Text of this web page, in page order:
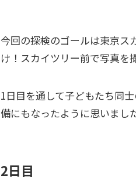
今回の探検のゴールは東京ス
け！スカイツリー前で写真を
1日目を通して子どもたち同
備にもなったように思いまし
2日目